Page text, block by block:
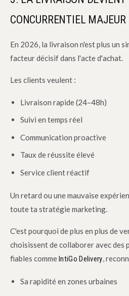
CONCURRENTIEL MAJEUR
En 2026, la livraison n'est plus un
facteur décisif dans l'acte d'achat.
Les clients veulent :
Livraison rapide (24–48h)
Suivi en temps réel
Communication proactive
Taux de réussite élevé
Service client réactif
Un retard ou une mauvaise
toute ta stratégie marketing.
C'est pourquoi de plus en plus de
choisissent de collaborer avec des
fiables commeIntiGo Delivery,
Sa rapidité en zones urbaines